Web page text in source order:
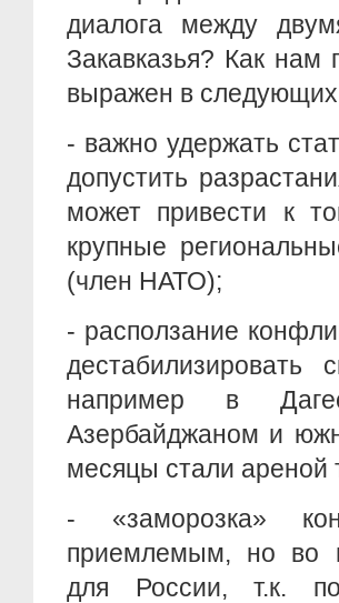
диалога между
Закавказья? Как нам
выражен в следующих
- важно удержать
допустить
может привести к
крупные
(член НАТО);
- расползание
например в
Азербайджаном и
месяцы стали ареной
- «заморозка»
приемлемым, но во
для России, т.к.